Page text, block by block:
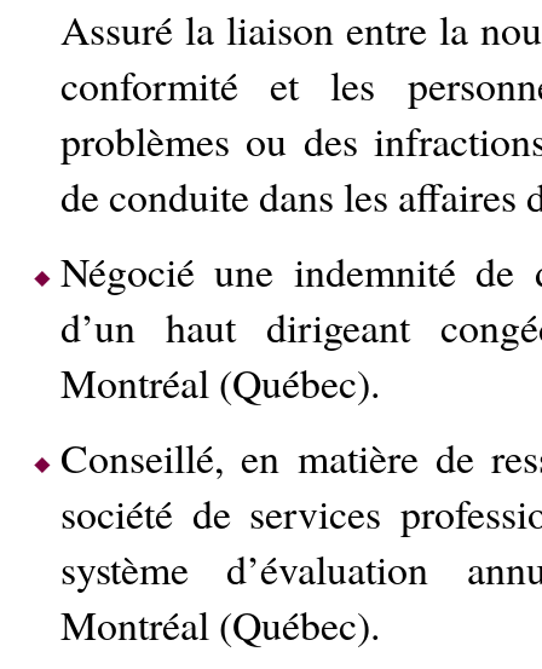
Assuré la liaison entre la
conformité et les
problèmes ou des
de conduite dans les affaires
Négocié une indemnité
d’un haut dirigeant
Montréal (Québec).
Conseillé, en matière de
société de services
système d’évaluation
Montréal (Québec).